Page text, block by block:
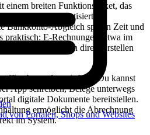
von Portalen, Shops und Websites
einem breiten Funktionspaket, das
wird. Die automatisierte
Bankkonto-Abgleich sparen Zeit und
praktisch: E-Rechnungen, etwa im
lassen sich direkt erstellen
besonders einfach. Du kannst
App schreiben, Belege unterwegs
digitale Dokumente bereitstellen.
ermöglicht die Abrechnung
im System.